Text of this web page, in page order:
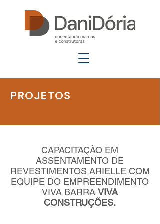
PROJETOS
CAPACITAÇÃO EM
ASSENTAMENTO DE
REVESTIMENTOS ARIELLE COM
EQUIPE DO EMPREENDIMENTO
VIVA BARRA VIVA
CONSTRUÇÕES.